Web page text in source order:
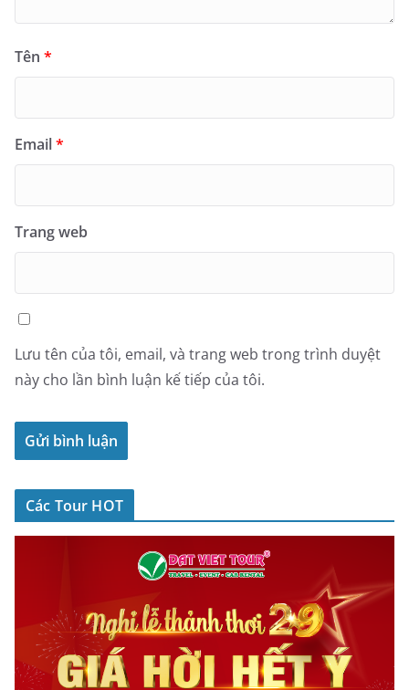
Tên *
Email*
Trang web
Lưu tên của tôi, email, và trang web trong trình duyệt
này cho lần bình luận kế tiếp của tôi.
Các Tour HOT